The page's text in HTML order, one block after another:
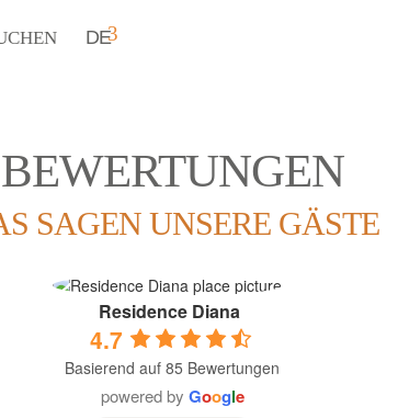
DE
BEWERTUNGEN
SAGEN UNSERE GÄSTE
Residence Diana
4.7
Basierend auf 85 Bewertungen
powered by Google